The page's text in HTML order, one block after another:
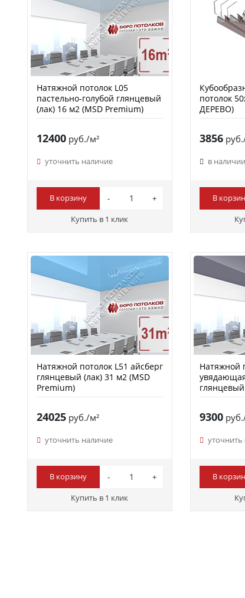
Натяжной потолок L05
пастельно-голубой глянцевый
(лак) 16 м2 (MSD Premium)
12400руб./м²
уточнить наличие
В корзину
Купить в 1 клик
потолок
ДЕРЕВО)
3856
в наличии
В
Натяжной потолок L51 айсберг
глянцевый (лак) 31 м2 (MSD
Premium)
24025руб./м²
уточнить наличие
В корзину
Купить в 1 клик
Натяжной
9300
В